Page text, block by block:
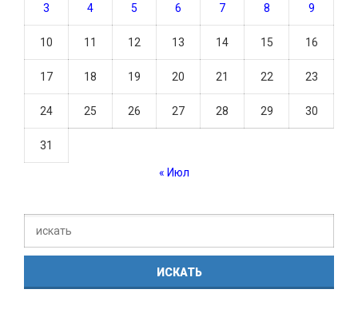
3 4 5 6 7 8 9
10 11 12 13 14 15 16
17 18 19 20 21 22 23
24 25 26 27 28 29 30
31
« Июл